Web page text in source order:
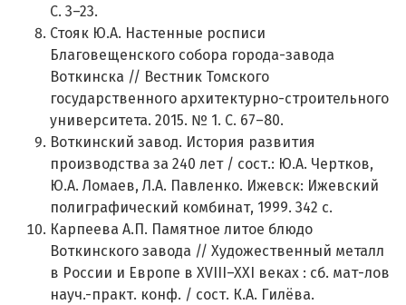
С. 3–23.
Стояк Ю.А. Настенные росписи
Благовещенского собора города-завода
Воткинска // Вестник Томского
государственного архитектурно-строительного
университета. 2015. № 1. С. 67–80.
Воткинский завод. История развития
производства за 240 лет / сост.: Ю.А. Чертков,
Ю.А. Ломаев, Л.А. Павленко. Ижевск: Ижевский
полиграфический комбинат, 1999. 342 с.
Карпеева А.П. Памятное литое блюдо
Воткинского завода // Художественный металл
в России и Европе в XVIII–XXI веках : сб. мат-лов
науч.-практ. конф. / сост. К.А. Гилёва.